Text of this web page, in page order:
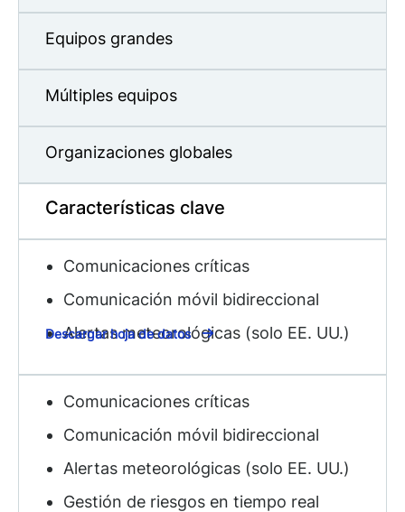
Equipos grandes
Múltiples equipos
Organizaciones globales
Características clave
Comunicaciones críticas
Comunicación móvil bidireccional
Alertas meteorológicas (solo EE. UU.)
Descargar hoja de datos
Comunicaciones críticas
Comunicación móvil bidireccional
Alertas meteorológicas (solo EE. UU.)
Gestión de riesgos en tiempo real